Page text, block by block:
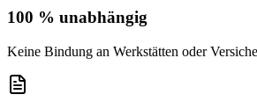
100 % unabhängig
Keine Bindung an Werkstätten oder